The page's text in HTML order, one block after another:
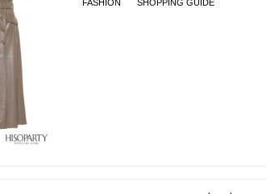
FASHION SHOPPING GUIDE